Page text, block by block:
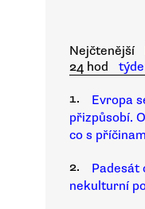
Nejčtenější
24 hod
1.
Evropa
přizpůsobí.
co s
2.
Padesát
nekulturní